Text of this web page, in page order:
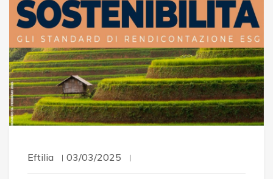
Eftilia 03/03/2025